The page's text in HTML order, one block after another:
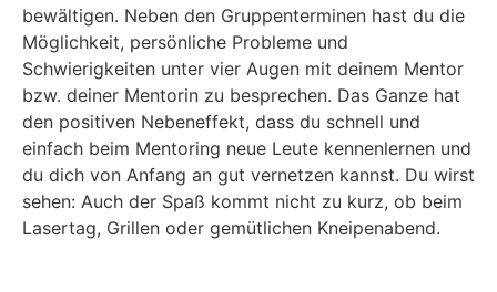
bewältigen. Neben den Gruppenterminen hast du die
Möglichkeit, persönliche Probleme und
Schwierigkeiten unter vier Augen mit deinem Mentor
bzw. deiner Mentorin zu besprechen. Das Ganze hat
den positiven Nebeneffekt, dass du schnell und
einfach beim Mentoring neue Leute kennenlernen und
du dich von Anfang an gut vernetzen kannst. Du wirst
sehen: Auch der Spaß kommt nicht zu kurz, ob beim
Lasertag, Grillen oder gemütlichen Kneipenabend.